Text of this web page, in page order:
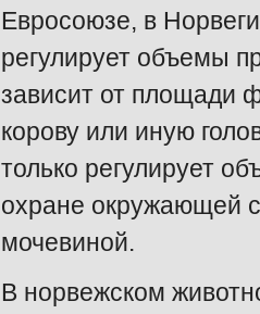
Евросоюзе, в
регулирует объемы
зависит от площади
корову или иную
только регулирует
охране окружающей
мочевиной.
В норвежском